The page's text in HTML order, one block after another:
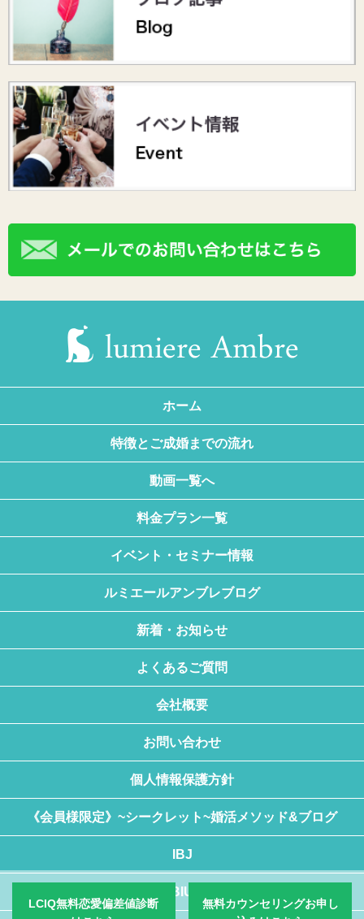
LCIQ無料恋愛偏差値診断
無料カウンセリングお申し
ホーム
特徴とご成婚までの流れ
動画一覧へ
料金プラン一覧
イベント・セミナー情報
ルミエールアンブレブログ
新着・お知らせ
よくあるご質問
会社概要
お問い合わせ
個人情報保護方針
《会員様限定》~シークレット~婚活メソッド&ブログ
IBJ
BIU